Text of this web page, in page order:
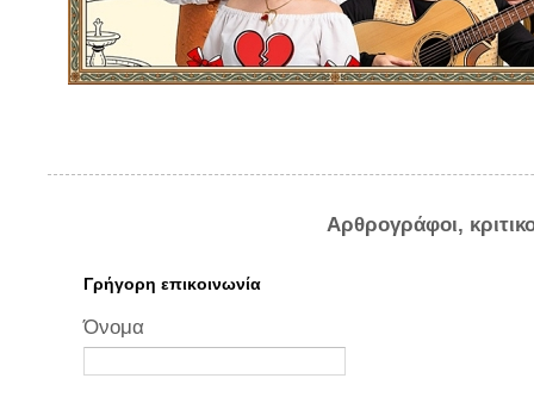
Αρθρογράφοι,
Γρήγορη επικοινωνία
Όνομα